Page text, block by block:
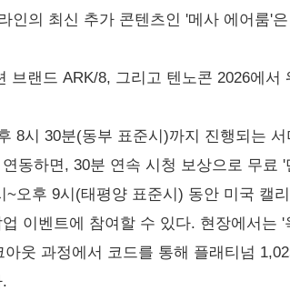
인의 최신 추가 콘텐츠인 '메사 에어룸'
브랜드 ARK/8, 그리고 텐노콘 2026에서
8시 30분(동부 표준시)까지 진행되는
동하면, 30분 연속 시청 보상으로 무료
~오후 9시(태평양 표준시) 동안 미국 캘
이벤트에 참여할 수 있다. 현장에서는
웃 과정에서 코드를 통해 플래티넘